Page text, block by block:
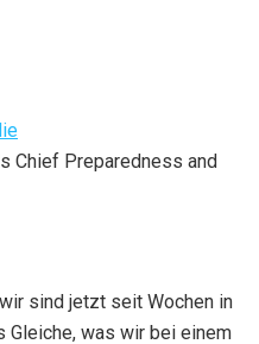
Chief Preparedness and
sind jetzt seit Wochen in
Gleiche, was wir bei einem